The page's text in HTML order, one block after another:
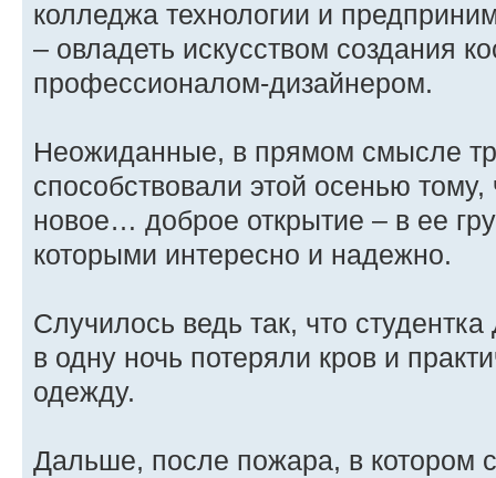
колледжа технологии и
– овладеть искусством создания
профессионалом-дизайнером.
Неожиданные, в прямом смысле
способствовали этой осенью
новое… доброе открытие – в ее
которыми интересно и надежно.
Случилось ведь так, что
в одну ночь потеряли кров и
одежду.
Дальше, после пожара, в котором